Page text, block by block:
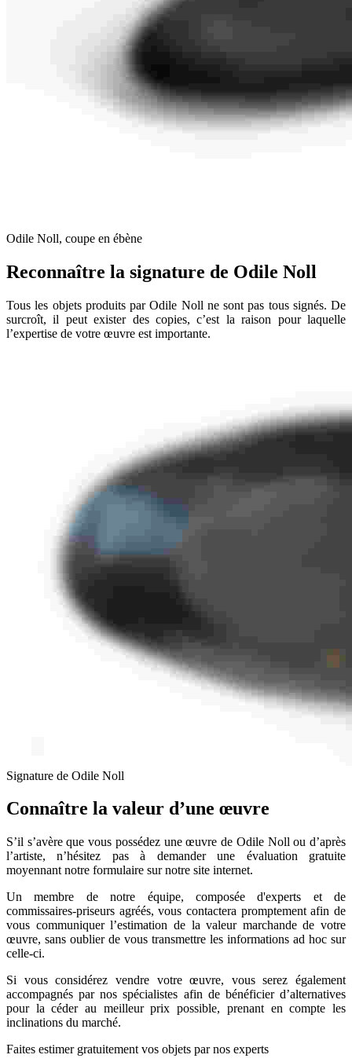
Odile Noll, coupe en ébène
Reconnaître la signature de Odile Noll
Tous les objets produits par Odile Noll ne sont pas tous signés. De
surcroît, il peut exister des copies, c’est la raison pour laquelle
l’expertise de votre œuvre est importante.
Signature de Odile Noll
Connaître la valeur d’une œuvre
S’il s’avère que vous possédez une œuvre de Odile Noll ou d’après
l’artiste, n’hésitez pas à demander une évaluation gratuite
moyennant notre formulaire sur notre site internet.
Un membre de notre équipe, composée d'experts et de
commissaires-priseurs agréés, vous contactera promptement afin de
vous communiquer l’estimation de la valeur marchande de votre
œuvre, sans oublier de vous transmettre les informations ad hoc sur
celle-ci.
Si vous considérez vendre votre œuvre, vous serez également
accompagnés par nos spécialistes afin de bénéficier d’alternatives
pour la céder au meilleur prix possible, prenant en compte les
inclinations du marché.
Faites estimer gratuitement vos objets par nos experts